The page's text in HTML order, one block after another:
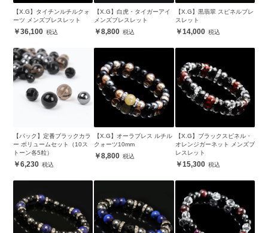
【X.G】タイチンルチルクォ
ーツ メンズブレスレット
36,100
【X.G】白虎・タイガーアイ
メンズブレスレット
8,800
【X.G】黒翡翠 スピネルブレ
スレット
14,000
【パック】定番ブラックカラ
ー ボリュームセット（10ス
トーン各5粒）
6,230
【X.G】オーラブレス ルチル
クォーツ10mm
8,800
【X.G】ブラックスピネル・
オレンジガーネット メンズブ
レスレット
15,300